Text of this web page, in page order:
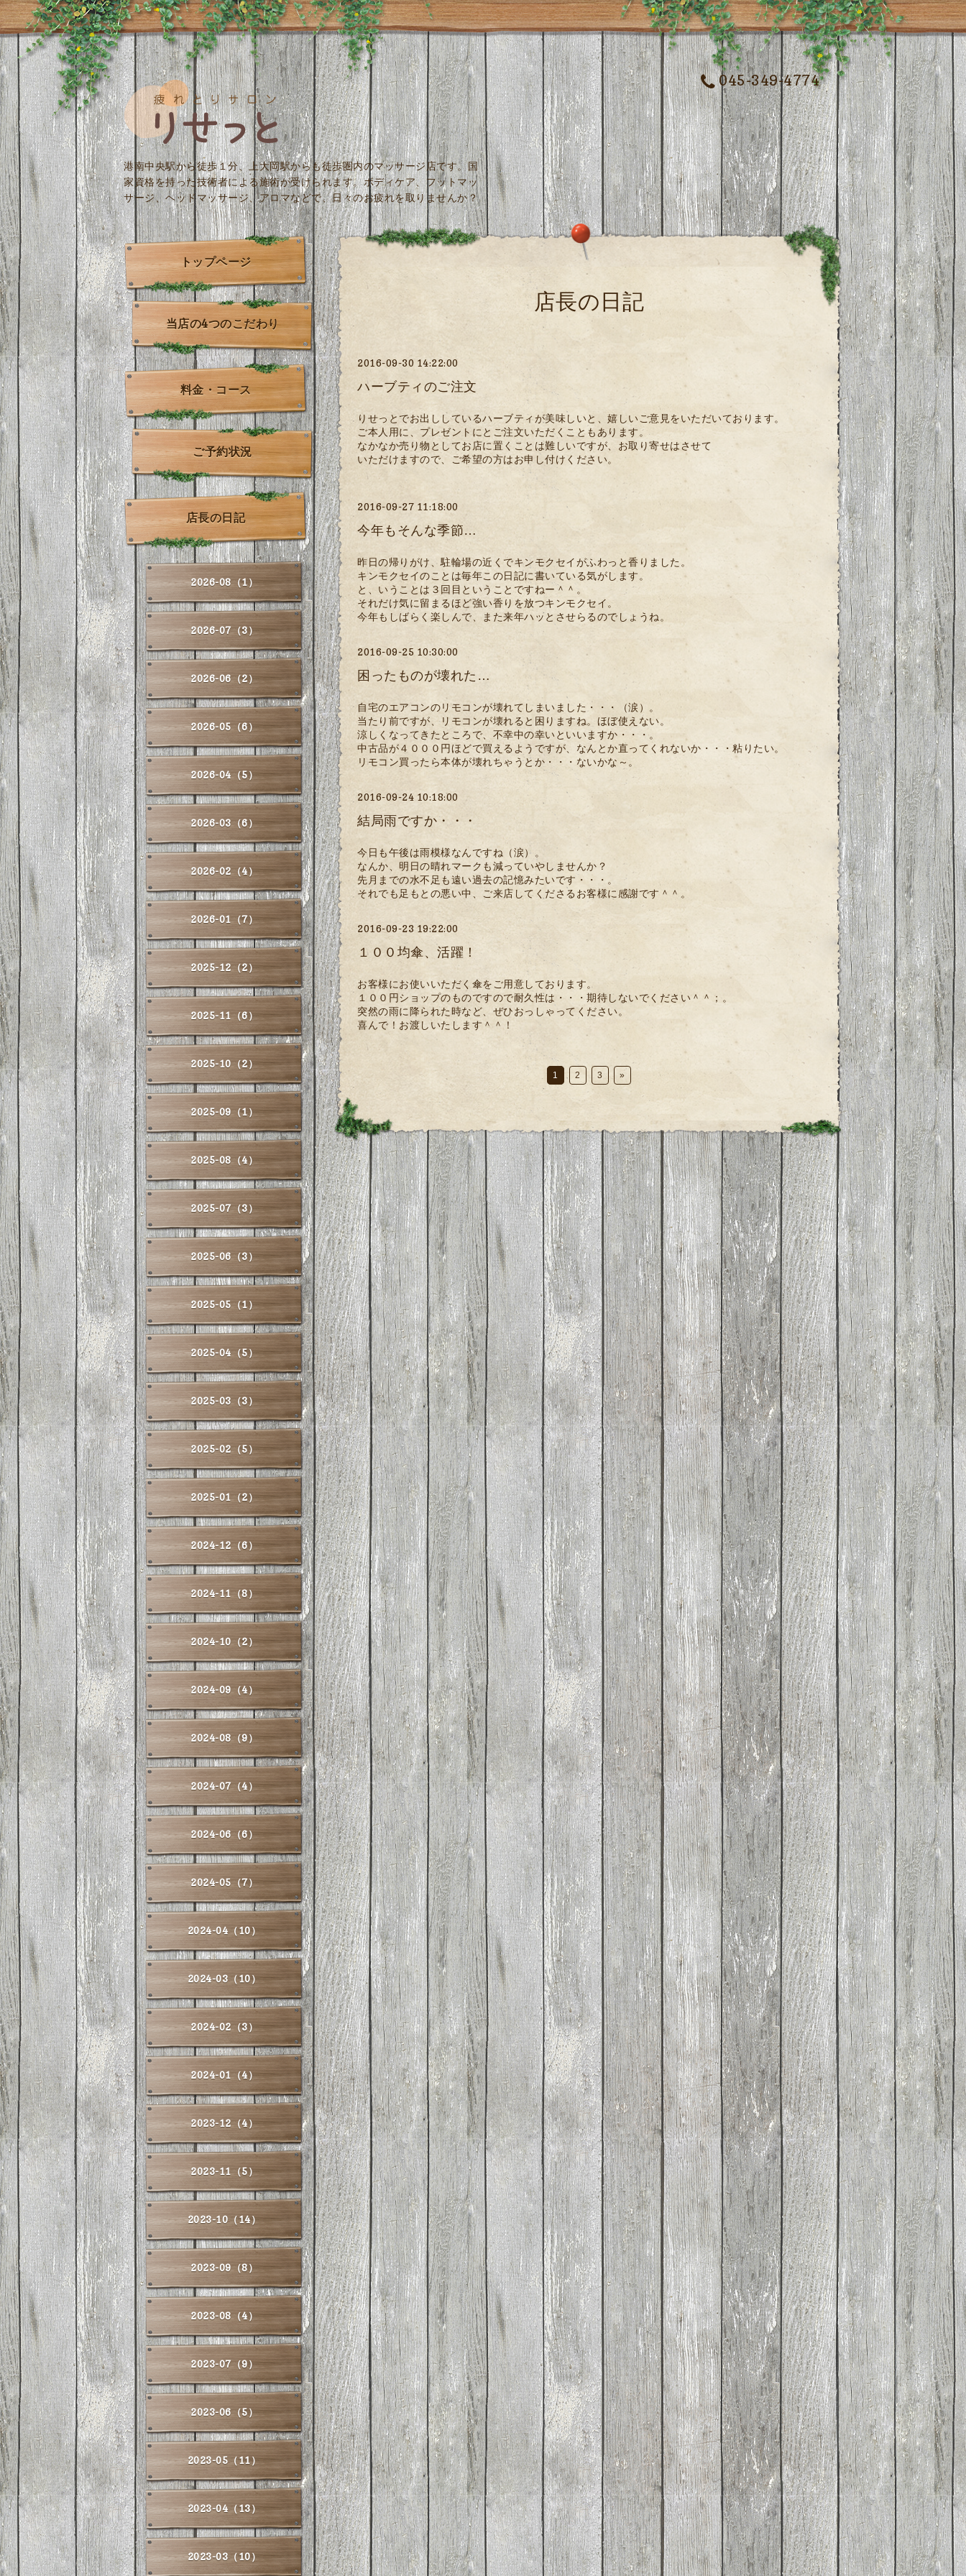
045-349-4774
港南中央駅から徒歩１分、上大岡駅からも徒歩圏内のマッサージ店です。国
家資格を持った技術者による施術が受けられます。ボディケア、フットマッ
サージ、ヘッドマッサージ、アロマなどで、日々のお疲れを取りませんか？
店長の日記
2016-09-30 14:22:00
ハーブティのご注文
りせっとでお出ししているハーブティが美味しいと、嬉しいご意見をいただいております。
ご本人用に、プレゼントにとご注文いただくこともあります。
なかなか売り物としてお店に置くことは難しいですが、お取り寄せはさせて
いただけますので、ご希望の方はお申し付けください。
2016-09-27 11:18:00
今年もそんな季節…
昨日の帰りがけ、駐輪場の近くでキンモクセイがふわっと香りました。
キンモクセイのことは毎年この日記に書いている気がします。
と、いうことは３回目ということですねー＾＾。
それだけ気に留まるほど強い香りを放つキンモクセイ。
今年もしばらく楽しんで、また来年ハッとさせらるのでしょうね。
2016-09-25 10:30:00
困ったものが壊れた…
自宅のエアコンのリモコンが壊れてしまいました・・・（涙）。
当たり前ですが、リモコンが壊れると困りますね。ほぼ使えない。
涼しくなってきたところで、不幸中の幸いといいますか・・・。
中古品が４０００円ほどで買えるようですが、なんとか直ってくれないか・・・粘りたい。
リモコン買ったら本体が壊れちゃうとか・・・ないかな～。
2016-09-24 10:18:00
結局雨ですか・・・
今日も午後は雨模様なんですね（涙）。
なんか、明日の晴れマークも減っていやしませんか？
先月までの水不足も遠い過去の記憶みたいです・・・。
それでも足もとの悪い中、ご来店してくださるお客様に感謝です＾＾。
2016-09-23 19:22:00
１００均傘、活躍！
お客様にお使いいただく傘をご用意しております。
１００円ショップのものですので耐久性は・・・期待しないでください＾＾；。
突然の雨に降られた時など、ぜひおっしゃってください。
喜んで！お渡しいたします＾＾！
1 2 3 »
トップページ
当店の4つのこだわり
料金・コース
ご予約状況
店長の日記
2026-08（1）
2026-07（3）
2026-06（2）
2026-05（6）
2026-04（5）
2026-03（6）
2026-02（4）
2026-01（7）
2025-12（2）
2025-11（6）
2025-10（2）
2025-09（1）
2025-08（4）
2025-07（3）
2025-06（3）
2025-05（1）
2025-04（5）
2025-03（3）
2025-02（5）
2025-01（2）
2024-12（6）
2024-11（8）
2024-10（2）
2024-09（4）
2024-08（9）
2024-07（4）
2024-06（6）
2024-05（7）
2024-04（10）
2024-03（10）
2024-02（3）
2024-01（4）
2023-12（4）
2023-11（5）
2023-10（14）
2023-09（8）
2023-08（4）
2023-07（9）
2023-06（5）
2023-05（11）
2023-04（13）
2023-03（10）